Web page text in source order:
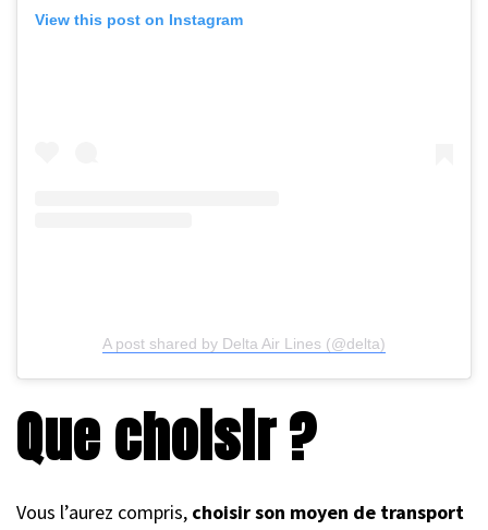
View this post on Instagram
A post shared by Delta Air Lines (@delta)
Que choisir ?
Vous l’aurez compris, choisir son moyen de transport